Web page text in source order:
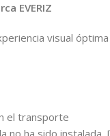
EVERIZ
visual
el transporte